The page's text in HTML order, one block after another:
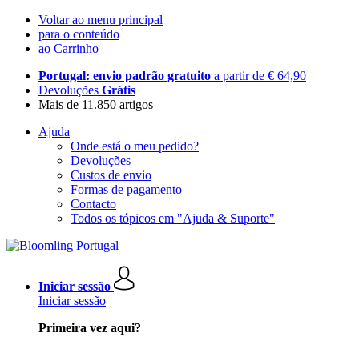
Voltar ao menu principal
para o conteúdo
ao Carrinho
Portugal: envio padrão gratuito a partir de € 64,90
Devoluções Grátis
Mais de 11.850 artigos
Ajuda
Onde está o meu pedido?
Devoluções
Custos de envio
Formas de pagamento
Contacto
Todos os tópicos em "Ajuda & Suporte"
Iniciar sessão
Iniciar sessão
Primeira vez aqui?